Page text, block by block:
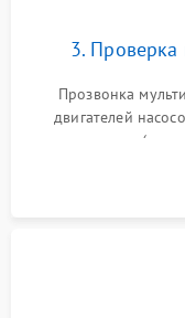
3. Проверка
Прозвонка
двигателей
прессостата
концевика